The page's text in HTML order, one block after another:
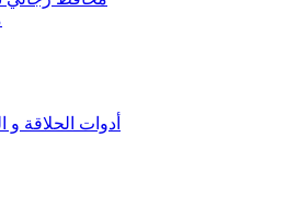
أدوات الحلاقة و